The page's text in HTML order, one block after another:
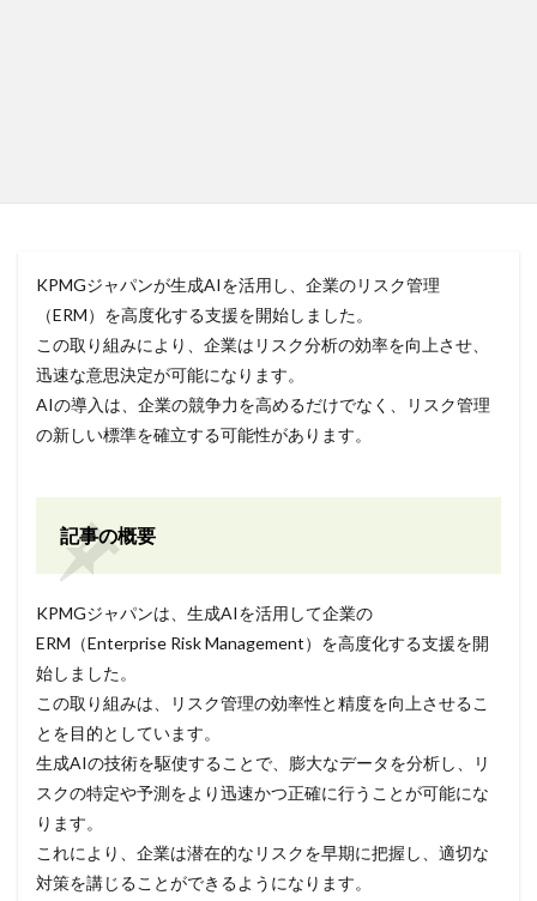
KPMGジャパンが生成AIを活用し、企業のリスク管理
（ERM）を高度化する支援を開始しました。
この取り組みにより、企業はリスク分析の効率を向上させ、
迅速な意思決定が可能になります。
AIの導入は、企業の競争力を高めるだけでなく、リスク管理
の新しい標準を確立する可能性があります。
記事の概要
KPMGジャパンは、生成AIを活用して企業の
ERM（Enterprise Risk Management）を高度化する支援を開
始しました。
この取り組みは、リスク管理の効率性と精度を向上させるこ
とを目的としています。
生成AIの技術を駆使することで、膨大なデータを分析し、リ
スクの特定や予測をより迅速かつ正確に行うことが可能にな
ります。
これにより、企業は潜在的なリスクを早期に把握し、適切な
対策を講じることができるようになります。